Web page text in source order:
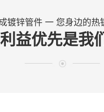
镀锌管件 一 您身边的热
益优先是我